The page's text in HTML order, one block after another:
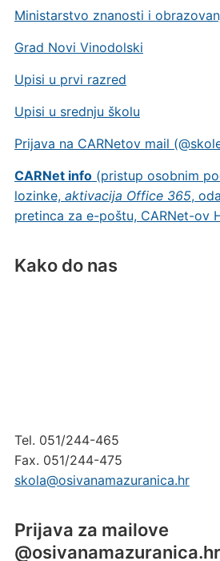
Ministarstvo znanosti i
Grad Novi Vinodolski
Upisi u prvi razred
Upisi u srednju školu
Prijava na CARNetov mail
CARNet info (pristup osobnim
lozinke, aktivacija Office 365,
pretinca za e-poštu, CARNet-ov
Kako do nas
Tel. 051/244-465
Fax. 051/244-475
skola@osivanamazuranica.hr
Prijava za mailove
@osivanamazuranica.hr